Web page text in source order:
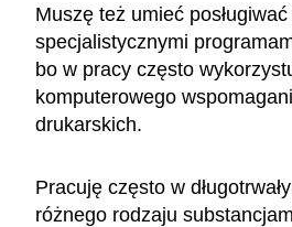
Muszę też umieć
specjalistycznymi
bo w pracy często
komputerowego
drukarskich.
Pracuję często w
różnego rodzaju